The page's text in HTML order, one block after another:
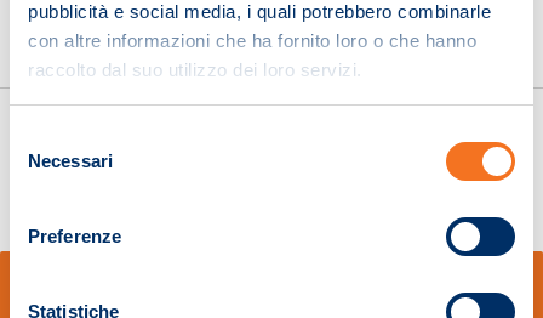
pubblicità e social media, i quali potrebbero combinarle
con altre informazioni che ha fornito loro o che hanno
raccolto dal suo utilizzo dei loro servizi.
delNecessari
Preferenze
Statistiche
Pistoia 01680210505 – R.E.A. n.155974 - Cap.Soc. € 2.000.000,00 i.v. La